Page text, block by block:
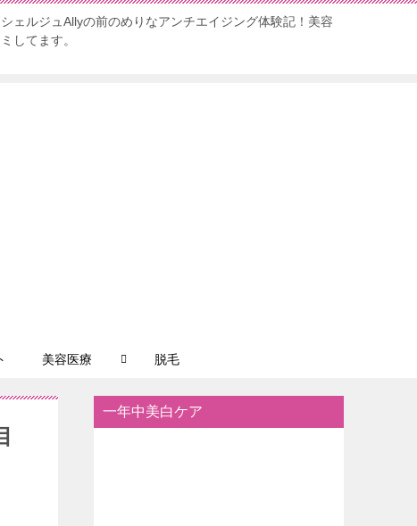
ェルジュAllyの前のめりなアンチエイジング体験記！美容
してます。
美容医療 脱毛
一年中美白ケア